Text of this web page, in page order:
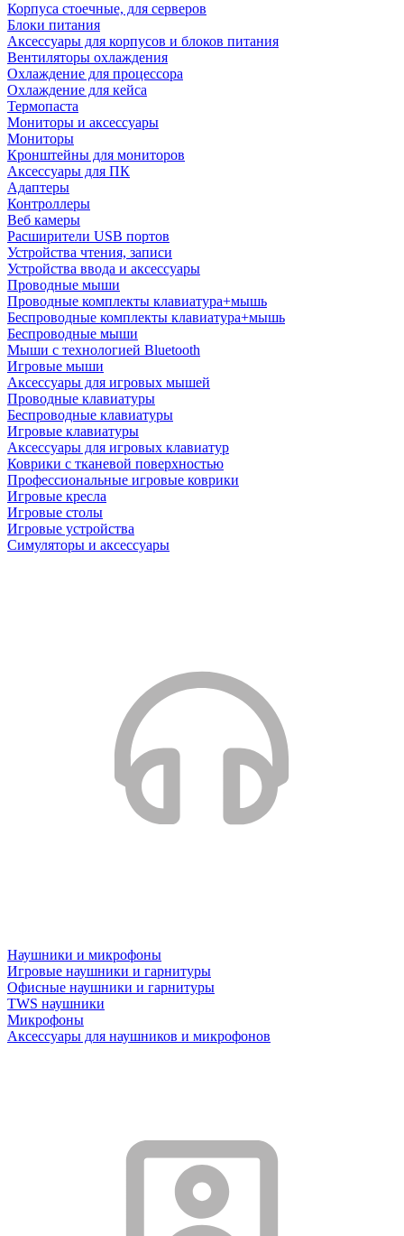
Корпуса стоечные, для серверов
Блоки питания
Аксессуары для корпусов и блоков питания
Вентиляторы охлаждения
Охлаждение для процессора
Охлаждение для кейса
Термопаста
Мониторы и аксессуары
Мониторы
Кронштейны для мониторов
Аксессуары для ПК
Адаптеры
Контроллеры
Веб камеры
Расширители USB портов
Устройства чтения, записи
Устройства ввода и аксессуары
Проводные мыши
Проводные комплекты клавиатура+мышь
Беспроводные комплекты клавиатура+мышь
Беспроводные мыши
Мыши с технологией Bluetooth
Игровые мыши
Аксессуары для игровых мышей
Проводные клавиатуры
Беспроводные клавиатуры
Игровые клавиатуры
Аксессуары для игровых клавиатур
Коврики с тканевой поверхностью
Профессиональные игровые коврики
Игровые кресла
Игровые столы
Игровые устройства
Симуляторы и аксессуары
Наушники и микрофоны
Игровые наушники и гарнитуры
Офисные наушники и гарнитуры
TWS наушники
Микрофоны
Аксессуары для наушников и микрофонов